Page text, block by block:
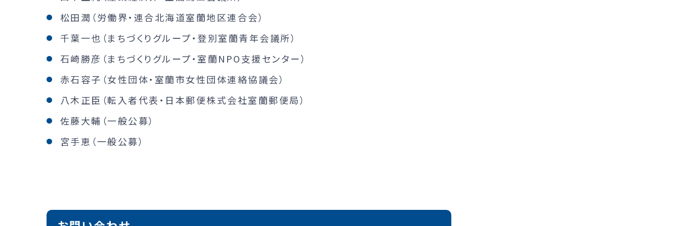
松田潤（労働界・連合北海道室蘭地区連合会）
千葉一也（まちづくりグループ・登別室蘭青年会議所）
石崎勝彦（まちづくりグループ・室蘭NPO支援センター）
赤石容子（女性団体・室蘭市女性団体連絡協議会）
八木正臣（転入者代表・日本郵便株式会社室蘭郵便局）
佐藤大輔（一般公募）
宮手恵（一般公募）